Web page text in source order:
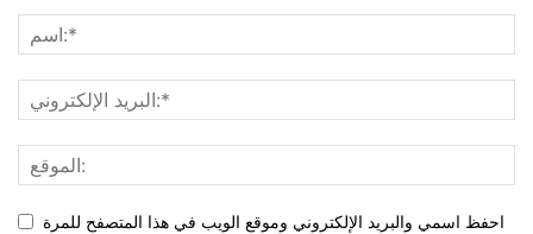
احفظ اسمي والبريد الإلكتروني وموقع الويب في هذا المتصفح للمرة